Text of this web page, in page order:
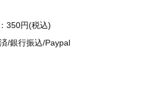
350円(税込)
/銀行振込/Paypal